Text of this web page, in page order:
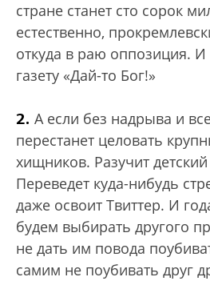
стране станет сто сорок
естественно,
откуда в раю оппозиция. И
газету «Дай-то Бог!»
2. А если без надрыва и
перестанет целовать
хищников. Разучит
Переведет куда-нибудь
даже освоит Твиттер. И
будем выбирать другого
не дать им повода
самим не поубивать друг